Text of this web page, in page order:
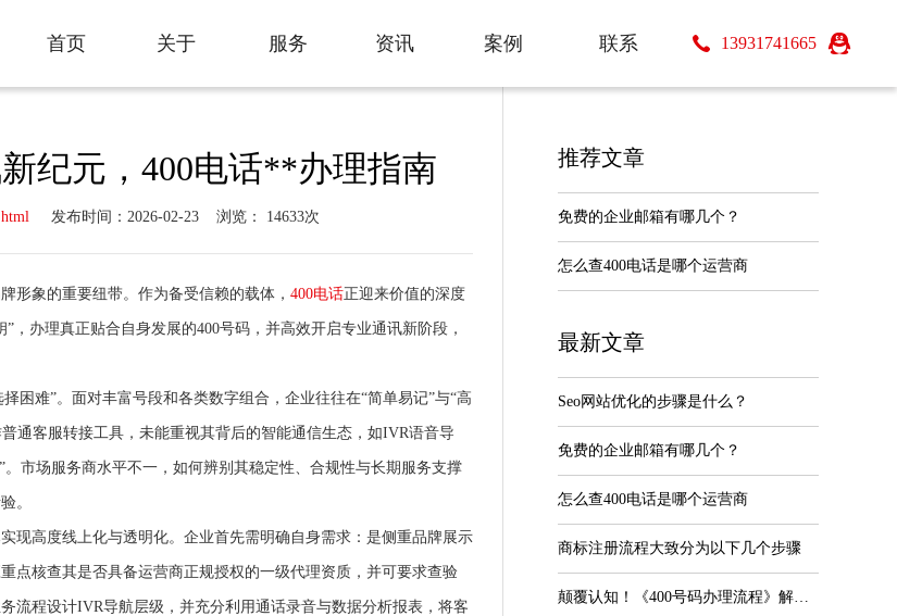
13931741665
首页
关于
服务
资讯
案例
联系
纪元，400电话**办理指南
发布时间：2026-02-23 浏览： 14633次
形象的重要纽带。作为备受信赖的载体， 400电话正迎来价值的深度
办理真正贴合自身发展的400号码，并高效开启专业通讯新阶段，
困难”。面对丰富号段和各类数字组合，企业往往在“简单易记”与“高
通客服转接工具，未能重视其背后的智能通信生态，如IVR语音导
市场服务商水平不一，如何辨别其稳定性、合规性与长期服务支撑
。
现高度线上化与透明化。企业首先需明确自身需求：是侧重品牌展示
点核查其是否具备运营商正规授权的一级代理资质，并可要求查验
流程设计IVR导航层级，并充分利用通话录音与数据分析报表，将客
推荐文章
免费的企业邮箱有哪几个？
怎么查400电话是哪个运营商
最新文章
Seo网站优化的步骤是什么？
免费的企业邮箱有哪几个？
怎么查400电话是哪个运营商
商标注册流程大致分为以下几个步骤
颠覆认知！《400号码办理流程》解密：企业通信升级的**攻略